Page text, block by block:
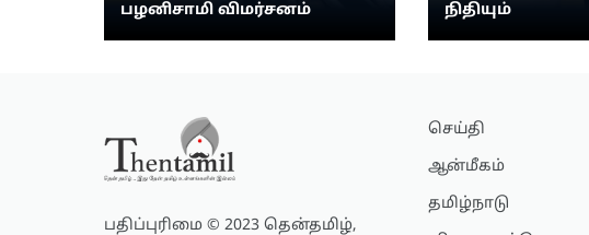
பழனிசாமி விமர்சனம்
நிதியும்
பதிப்புரிமை © 2023 தென்தமிழ்,
செய்தி
ஆன்மீகம்
தமிழ்நாடு